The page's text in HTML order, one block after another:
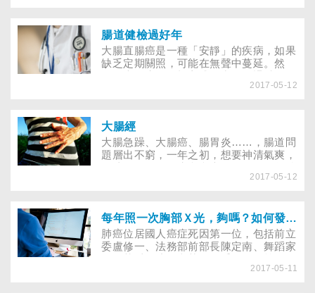
腸道健檢過好年
大腸直腸癌是一種「安靜」的疾病，如果
缺乏定期關照，可能在無聲中蔓延。然
舍，唯有瞭解內容，才能克服健檢時的恐
2017-05-12
大腸經
大腸急躁、大腸癌、腸胃炎……，腸道問
題層出不窮，一年之初，想要神清氣爽，
2017-05-12
每年照一次胸部Ｘ光，夠嗎？如何發現早期肺癌？
肺癌位居國人癌症死因第一位，包括前立
委盧修一、法務部前部長陳定南、舞蹈家
少名人皆因肺腺癌辭世；就連前副總統蕭
2017-05-11